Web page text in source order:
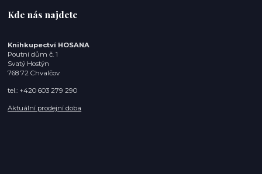
Kde nás najdete
Knihkupectví HOSANA
Poutní dům č. 1
Svatý Hostýn
768 72 Chvalčov
tel.: +420 603 279 290
Aktuální prodejní doba